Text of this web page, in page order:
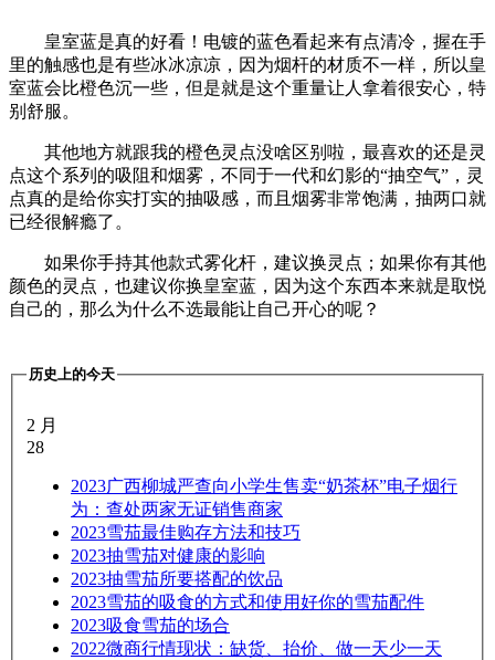
皇室蓝是真的好看！电镀的蓝色看起来有点清冷，握在手
里的触感也是有些冰冰凉凉，因为烟杆的材质不一样，所以皇
室蓝会比橙色沉一些，但是就是这个重量让人拿着很安心，特
别舒服。
其他地方就跟我的橙色灵点没啥区别啦，最喜欢的还是灵
点这个系列的吸阻和烟雾，不同于一代和幻影的“抽空气”，灵
点真的是给你实打实的抽吸感，而且烟雾非常饱满，抽两口就
已经很解瘾了。
如果你手持其他款式雾化杆，建议换灵点；如果你有其他
颜色的灵点，也建议你换皇室蓝，因为这个东西本来就是取悦
自己的，那么为什么不选最能让自己开心的呢？
历史上的今天
2 月
28
2023广西柳城严查向小学生售卖“奶茶杯”电子烟行
为：查处两家无证销售商家
2023雪茄最佳购存方法和技巧
2023抽雪茄对健康的影响
2023抽雪茄所要搭配的饮品
2023雪茄的吸食的方式和使用好你的雪茄配件
2023吸食雪茄的场合
2022微商行情现状：缺货、抬价、做一天少一天